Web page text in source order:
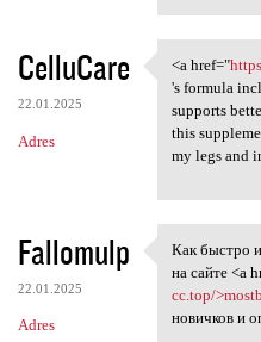
CelluCare
22.01.2025
Adres
<a
<a href="
's formula
supports
this
my legs and
Fallomulp
22.01.2025
Adres
Как
Как быстро
на сайте <a
cc.top/
новичков и